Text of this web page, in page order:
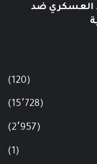
العسكري ضد
(120)
(15٬728)
(2٬957)
(1)